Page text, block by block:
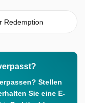
Redemption
Stellen
Sie eine E-